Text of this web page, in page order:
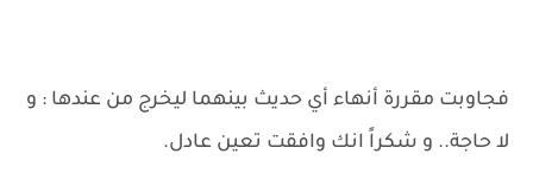
فجاوبت مقررة أنهاء أي حديث بينهما ليخرج من عندها : و
لا حاجة.. و شكراً انك وافقت تعين عادل.